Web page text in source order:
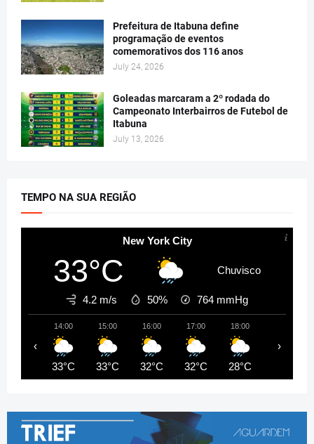
Prefeitura de Itabuna define
programação de eventos
comemorativos dos 116 anos
July 24, 2026
Goleadas marcaram a 2º rodada do
Campeonato Interbairros de Futebol de
Itabuna
July 13, 2026
TEMPO NA SUA REGIÃO
New York City
33°C Chuvisco
4.2 m/s 50% 764 mmHg
14:00
33°C
15:00
33°C
16:00
32°C
17:00
32°C
18:00
28°C
‹ ›